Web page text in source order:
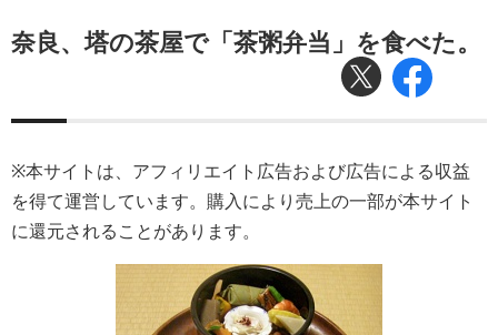
奈良、塔の茶屋で「茶粥弁当」を食べた。
※本サイトは、アフィリエイト広告および広告による収益
を得て運営しています。購入により売上の一部が本サイト
に還元されることがあります。